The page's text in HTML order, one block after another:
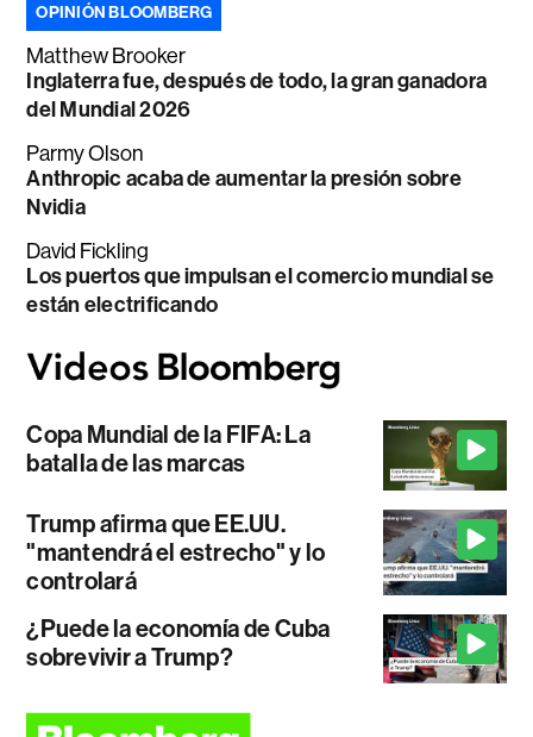
OPINIÓN BLOOMBERG
Matthew Brooker
Inglaterra fue, después de todo, la gran ganadora
del Mundial 2026
Parmy Olson
Anthropic acaba de aumentar la presión sobre
Nvidia
David Fickling
Los puertos que impulsan el comercio mundial se
están electrificando
Copa Mundial de la FIFA: La
batalla de las marcas
Trump afirma que EE.UU.
"mantendrá el estrecho" y lo
controlará
¿Puede la economía de Cuba
sobrevivir a Trump?